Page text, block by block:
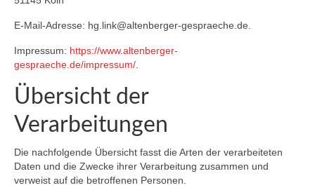
E-Mail-Adresse: hg.link@altenberger-gespraeche.de.
Impressum: https://www.altenberger-
gespraeche.de/impressum/.
Übersicht der
Verarbeitungen
Die nachfolgende Übersicht fasst die Arten der verarbeiteten
Daten und die Zwecke ihrer Verarbeitung zusammen und
verweist auf die betroffenen Personen.